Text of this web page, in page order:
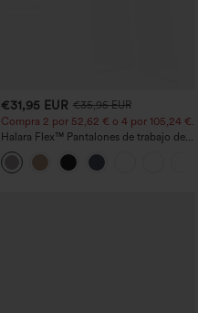
+23
€31,95 EUR €35,95 EUR
Compra 2 por 52,62 € o 4 por 105,24 €.
Halara Flex™ Pantalones de trabajo de
talle alto, moldeadores del cuerpo, que
estilizan la cintura, con bolsillos, de
pierna ancha en micro‑waffle